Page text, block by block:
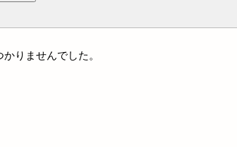
りませんでした。